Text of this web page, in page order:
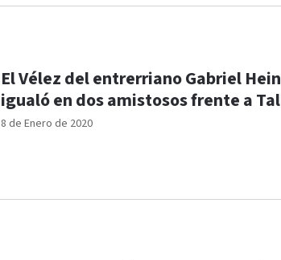
8 de Enero de 2020
El Vélez del entrerriano Gabriel
igualó en dos amistosos frente a